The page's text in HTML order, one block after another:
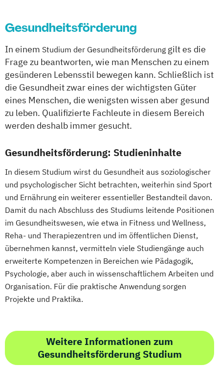
Gesundheitsförderung
In einem Studium der Gesundheitsförderung gilt es die
Frage zu beantworten, wie man Menschen zu einem
gesünderen Lebensstil bewegen kann. Schließlich ist
die Gesundheit zwar eines der wichtigsten Güter
eines Menschen, die wenigsten wissen aber gesund
zu leben. Qualifizierte Fachleute in diesem Bereich
werden deshalb immer gesucht.
Gesundheitsförderung: Studieninhalte
In diesem Studium wirst du Gesundheit aus soziologischer
und psychologischer Sicht betrachten, weiterhin sind Sport
und Ernährung ein weiterer essentieller Bestandteil davon.
Damit du nach Abschluss des Studiums leitende Positionen
im Gesundheitswesen, wie etwa in Fitness und Wellness,
Reha- und Therapiezentren und im öffentlichen Dienst,
übernehmen kannst, vermitteln viele Studiengänge auch
erweiterte Kompetenzen in Bereichen wie Pädagogik,
Psychologie, aber auch in wissenschaftlichem Arbeiten und
Organisation. Für die praktische Anwendung sorgen
Projekte und Praktika.
Weitere Informationen zum
Gesundheitsförderung Studium